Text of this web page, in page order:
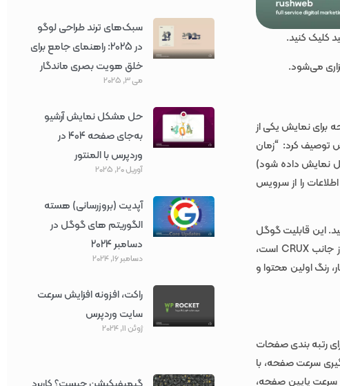
کلیک کنید.
می‌شود.
برای نمایش یکی از
توصیف کرد: “زمان
نمایش داده شود)
را از سرویس
این قابلیت گوگل
می تواند سرعت بارگزاری و سرعت صفحه سایت مورد نظر را که شامل داده هایی از جانب CRUX است،
رنگ اولین محتوا و
رتبه بندی صفحات
سرعت صفحه، با
سرعت پایین صفحه،
سبک‌های ترند طراحی لوگو
در 2025: راهنمای جامع برای
خلق هویت بصری ماندگار
می 3, 2025
حل مشکل نمایش آرشیو
به‌جای صفحه 404 در
وردپرس با المنتور
آوریل 20, 2025
آپدیت (بروزرسانی) هسته
الگوریتم های گوگل در
دسامبر 2024
دسامبر 16, 2024
راکت، افزونه افزایش سرعت
سایت وردپرس
ژوئن 11, 2024